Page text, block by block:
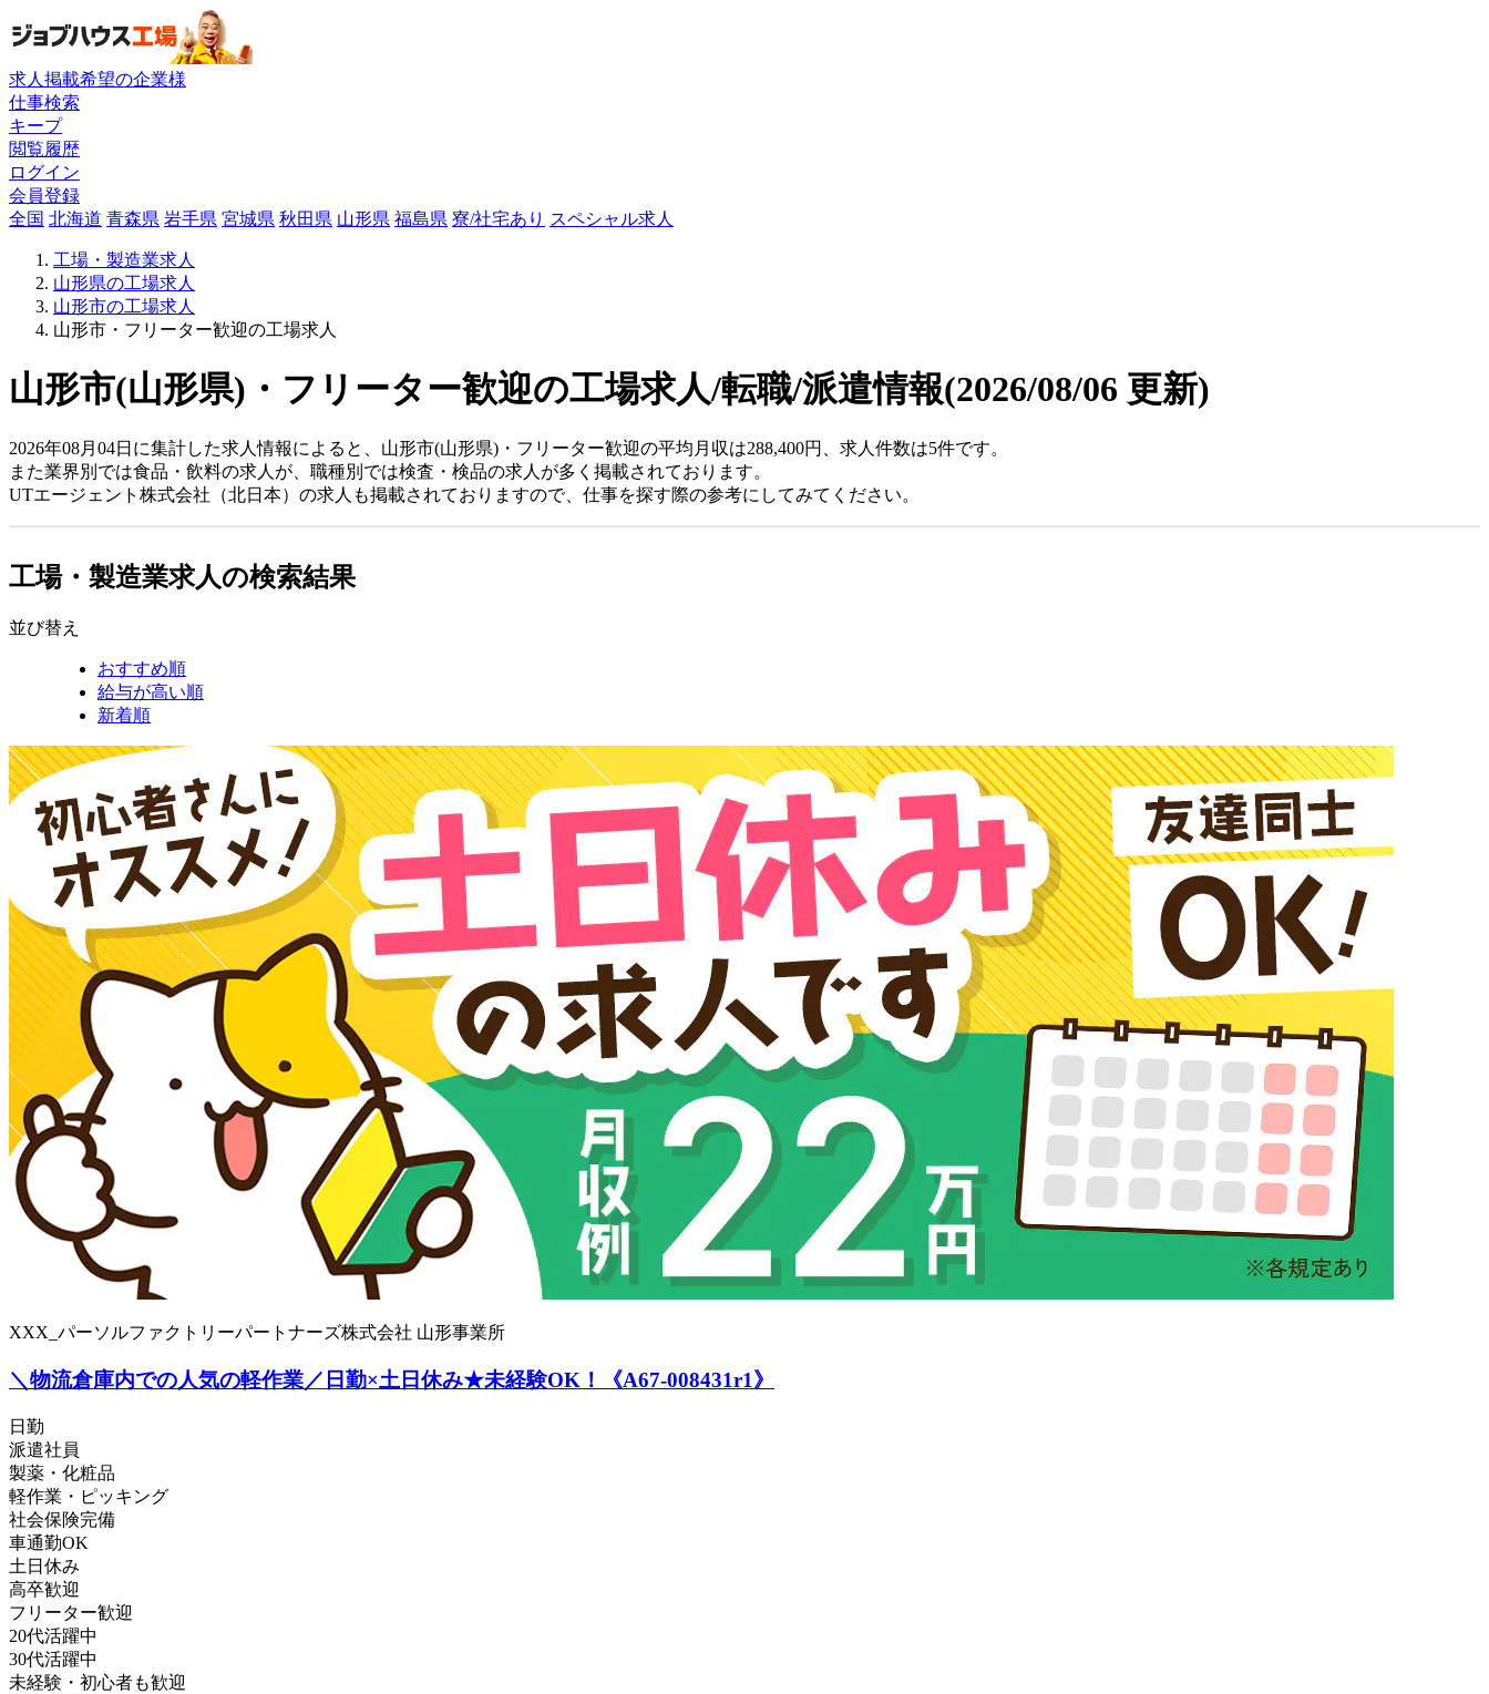
求人掲載希望の企業様
仕事検索
キープ
閲覧履歴
ログイン
会員登録
全国 北海道 青森県 岩手県 宮城県 秋田県 山形県 福島県 寮/社宅あり スペシャル求人
工場・製造業求人
山形県の工場求人
山形市の工場求人
山形市・フリーター歓迎の工場求人
山形市(山形県)・フリーター歓迎の工場求人/転職/派遣情報(2026/08/06 更新)
2026年08月04日に集計した求人情報によると、山形市(山形県)・フリーター歓迎の平均月収は288,400円、求人件数は5件です。
また業界別では食品・飲料の求人が、職種別では検査・検品の求人が多く掲載されております。
UTエージェント株式会社（北日本）の求人も掲載されておりますので、仕事を探す際の参考にしてみてください。
工場・製造業求人の検索結果
並び替え
おすすめ順
給与が高い順
新着順
XXX_パーソルファクトリーパートナーズ株式会社 山形事業所
＼物流倉庫内での人気の軽作業／日勤×土日休み★未経験OK！《A67-008431r1》
日勤
派遣社員
製薬・化粧品
軽作業・ピッキング
社会保険完備
車通勤OK
土日休み
高卒歓迎
フリーター歓迎
20代活躍中
30代活躍中
未経験・初心者も歓迎